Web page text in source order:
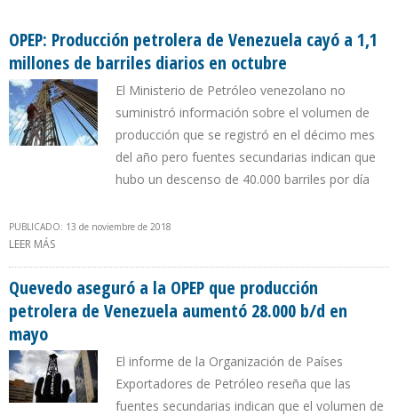
OPEP: Producción petrolera de Venezuela cayó a 1,1
millones de barriles diarios en octubre
El Ministerio de Petróleo venezolano no
suministró información sobre el volumen de
producción que se registró en el décimo mes
del año pero fuentes secundarias indican que
hubo un descenso de 40.000 barriles por día
PUBLICADO: 13 de noviembre de 2018
LEER MÁS
Quevedo aseguró a la OPEP que producción
petrolera de Venezuela aumentó 28.000 b/d en
mayo
El informe de la Organización de Países
Exportadores de Petróleo reseña que las
fuentes secundarias indican que el volumen de